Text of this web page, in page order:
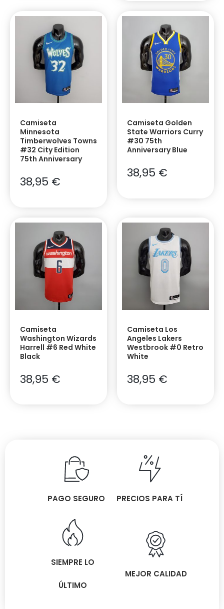
Camiseta
Minnesota
Timberwolves Towns
#32 City Edition
75th Anniversary
38,95 €
Camiseta Golden
State Warriors Curry
#30 75th
Anniversary Blue
38,95 €
Camiseta
Washington Wizards
Harrell #6 Red White
Black
38,95 €
Camiseta Los
Angeles Lakers
Westbrook #0 Retro
White
38,95 €
PAGO SEGURO PRECIOS PARA TÍ
SIEMPRE LO
ÚLTIMO
MEJOR CALIDAD